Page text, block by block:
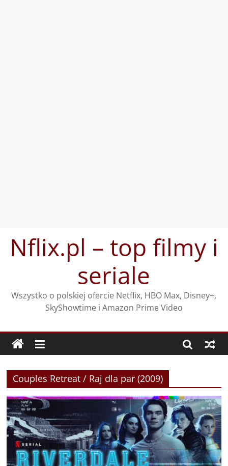
treściNflix.pl – top filmy i
seriale
Wszystko o polskiej ofercie Netflix, HBO Max, Disney+,
SkyShowtime i Amazon Prime Video
Couples Retreat / Raj dla par (2009)